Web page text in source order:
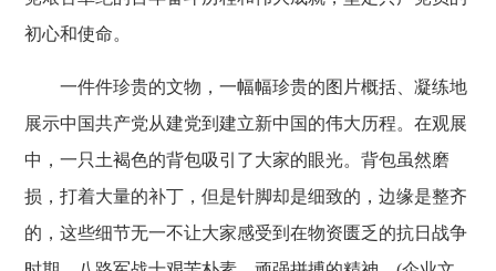
初心和使命。
一件件珍贵的文物，一幅幅珍贵的图片概括、凝练地
展示中国共产党从建党到建立新中国的伟大历程。在观展
中，一只土褐色的背包吸引了大家的眼光。背包虽然磨
损，打着大量的补丁，但是针脚却是细致的，边缘是整齐
的，这些细节无一不让大家感受到在物资匮乏的抗日战争